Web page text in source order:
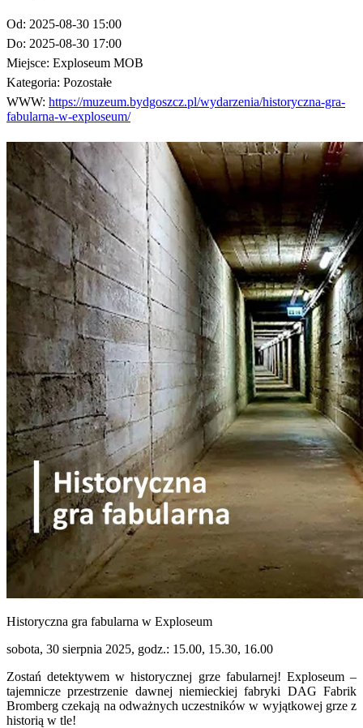
Od: 2025-08-30 15:00
Do: 2025-08-30 17:00
Miejsce: Exploseum MOB
Kategoria: Pozostałe
WWW: https://muzeum.bydgoszcz.pl/wydarzenia/historyczna-gra-
fabularna-w-exploseum/
Historyczna gra fabularna w Exploseum
sobota, 30 sierpnia 2025, godz.: 15.00, 15.30, 16.00
Zostań detektywem w historycznej grze fabularnej! Exploseum –
tajemnicze przestrzenie dawnej niemieckiej fabryki DAG Fabrik
Bromberg czekają na odważnych uczestników w wyjątkowej grze z
historią w tle!